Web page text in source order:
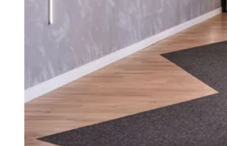
CotiaPirapora
do Bom JesusAraçariguama
Franco da
Francisco Morato Embu das Artes São Roque
Guia de Empresas
Vagas na RegiãoNovo
Hub de Negócios
Selo Verificado
Portal Educacional
Agenda de Vestibulares
Vagas de Emprego